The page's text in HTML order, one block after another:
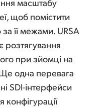
масштабу
щоб помістити
її межами. URSA
розтягування
при зйомці на
одна перевага
SDI-інтерфейси